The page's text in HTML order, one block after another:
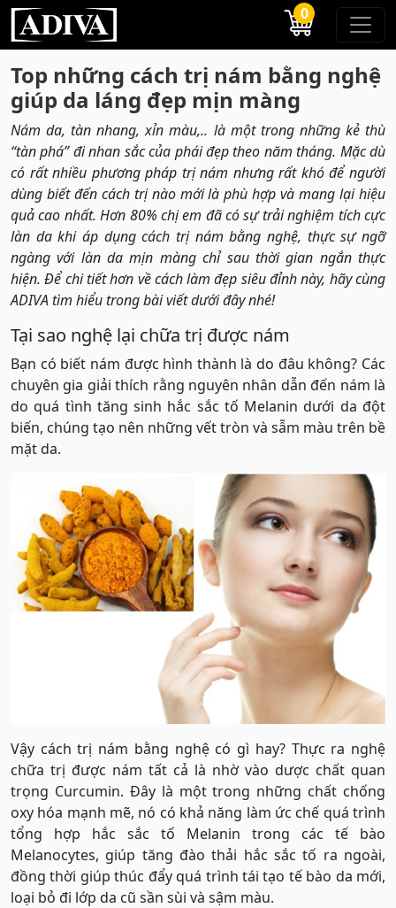
0
Top những cách trị nám bằng nghệ
giúp da láng đẹp mịn màng
Nám da, tàn nhang, xỉn màu,.. là một trong những kẻ thù
“tàn phá” đi nhan sắc của phái đẹp theo năm tháng. Mặc dù
có rất nhiều phương pháp trị nám nhưng rất khó để người
dùng biết đến cách trị nào mới là phù hợp và mang lại hiệu
quả cao nhất. Hơn 80% chị em đã có sự trải nghiệm tích cực
làn da khi áp dụng cách trị nám bằng nghệ, thực sự ngỡ
ngàng với làn da mịn màng chỉ sau thời gian ngắn thực
hiện. Để chi tiết hơn về cách làm đẹp siêu đỉnh này, hãy cùng
ADIVA tìm hiểu trong bài viết dưới đây nhé!
Tại sao nghệ lại chữa trị được nám
Bạn có biết nám được hình thành là do đâu không? Các
chuyên gia giải thích rằng nguyên nhân dẫn đến nám là
do quá tình tăng sinh hắc sắc tố Melanin dưới da đột
biến, chúng tạo nên những vết tròn và sẫm màu trên bề
mặt da.
Vậy cách trị nám bằng nghệ có gì hay? Thực ra nghệ
chữa trị được nám tất cả là nhờ vào dược chất quan
trọng Curcumin. Đây là một trong những chất chống
oxy hóa mạnh mẽ, nó có khả năng làm ức chế quá trình
tổng hợp hắc sắc tố Melanin trong các tế bào
Melanocytes, giúp tăng đào thải hắc sắc tố ra ngoài,
đồng thời giúp thúc đẩy quá trình tái tạo tế bào da mới,
loại bỏ đi lớp da cũ sần sùi và sậm màu.